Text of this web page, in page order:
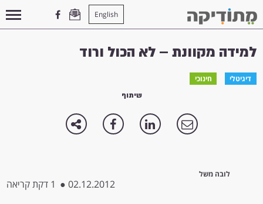
English
עמוד הבית>דיגיטלי> למידה מקוונת – לא הכול ורוד
למידה מקוונת – לא הכול ורוד
דיגיטלי חינוכי
שיתוף
לובה משל
02.12.2012
● 1 דקת קריאה